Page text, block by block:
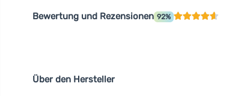
Bewertung und Rezensionen 92%
Über den Hersteller